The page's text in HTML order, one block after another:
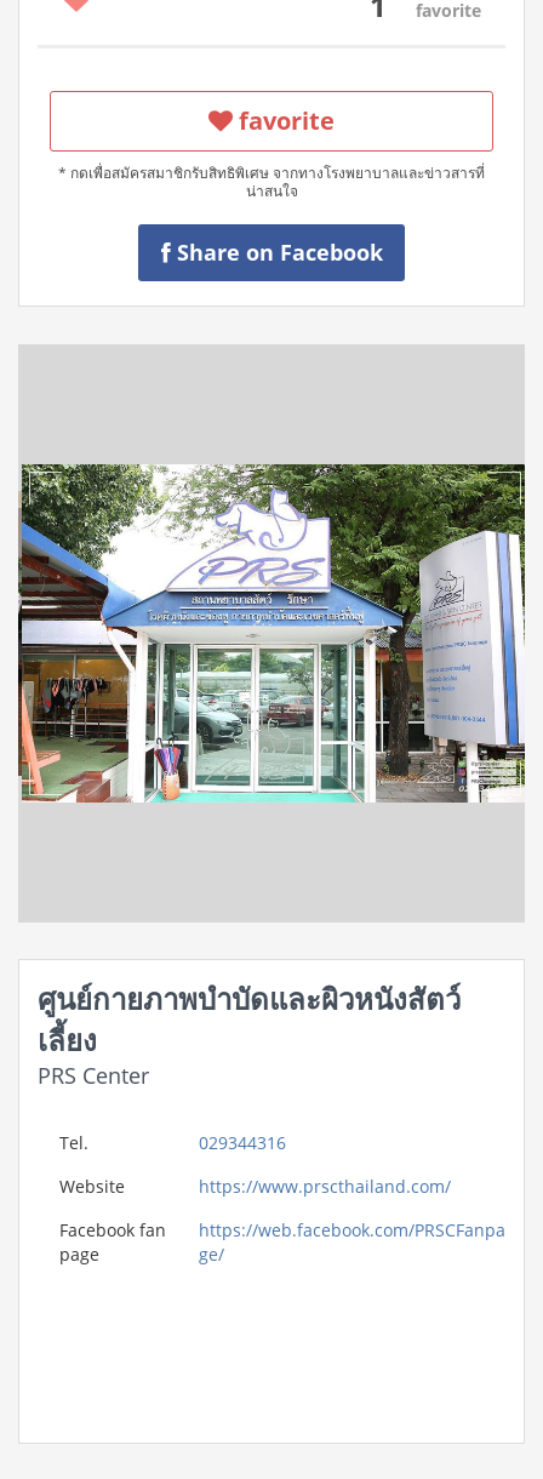
favorite
favorite
* กดเพื่อสมัครสมาชิกรับสิทธิพิเศษ จากทางโรงพยาบาลและข่าวสารที่
น่าสนใจ
Share on Facebook
ศูนย์กายภาพบำบัดและผิวหนังสัตว์
เลี้ยง
PRS Center
Tel.
029344316
Website
https://www.prscthailand.com/
Facebook fan
page
https://web.facebook.com/PRSCFanpa
ge/